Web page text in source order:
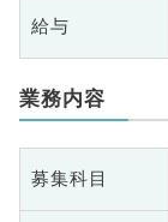
給与
業務内容
募集科目